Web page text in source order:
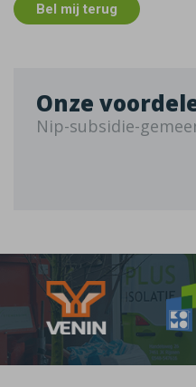
Bel mij terug
Onze
Nip-subsidie-